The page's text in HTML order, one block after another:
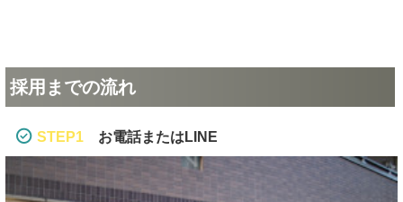
採用までの流れ
STEP1 お電話またはLINE